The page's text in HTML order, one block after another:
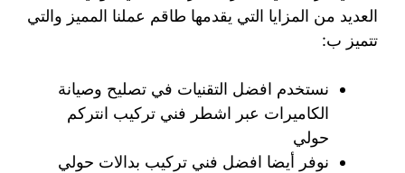
العديد من المزايا التي يقدمها طاقم عملنا المميز والتي
تتميز ب:
نستخدم افضل التقنيات في تصليح وصيانة
الكاميرات عبر اشطر فني تركيب انتركم
حولي
نوفر أيضا افضل فني تركيب بدالات حولي